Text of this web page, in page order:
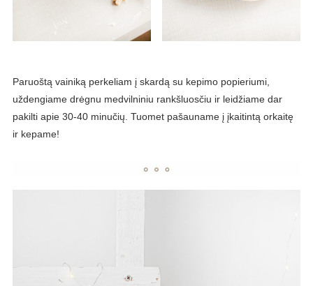
Paruoštą vainiką perkeliam į skardą su kepimo popieriumi,
uždengiame drėgnu medvilniniu rankšluosčiu ir leidžiame dar
pakilti apie 30-40 minučių. Tuomet pašauname į įkaitintą orkaitę
ir kepame!